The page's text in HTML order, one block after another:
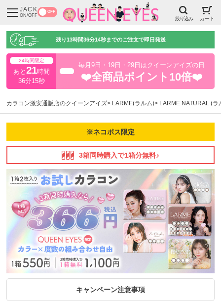
JACK
ON/OFF
OFF
絞り込み カート
残り13時間36分13秒までのご注文で即日発送
24時間限定
あと 21時間
36分14秒
毎月9日・19日・29日はクイーンアイズの日
❤️全商品ポイント10倍❤️
カラコン激安通販店のクイーンアイズ LARME(ラルム) LARME NATURAL (ラ
※ネコポス限定
3箱同時購入で1箱分無料♪
キャンペーン注意事項